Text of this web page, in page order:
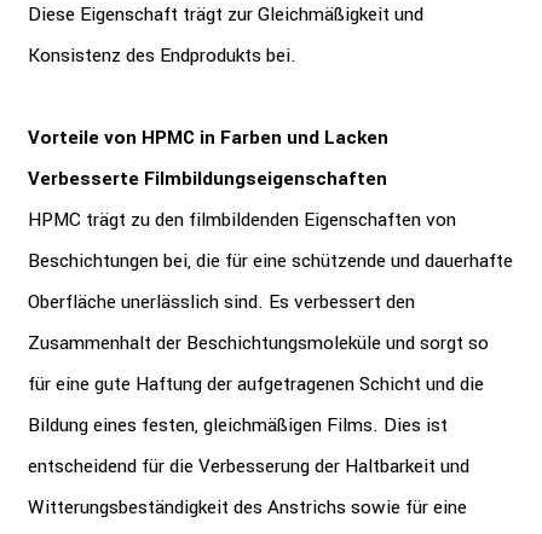
Diese Eigenschaft trägt zur Gleichmäßigkeit und
Konsistenz des Endprodukts bei.
Vorteile von HPMC in Farben und Lacken
Verbesserte Filmbildungseigenschaften
HPMC trägt zu den filmbildenden Eigenschaften von
Beschichtungen bei, die für eine schützende und dauerhafte
Oberfläche unerlässlich sind. Es verbessert den
Zusammenhalt der Beschichtungsmoleküle und sorgt so
für eine gute Haftung der aufgetragenen Schicht und die
Bildung eines festen, gleichmäßigen Films. Dies ist
entscheidend für die Verbesserung der Haltbarkeit und
Witterungsbeständigkeit des Anstrichs sowie für eine